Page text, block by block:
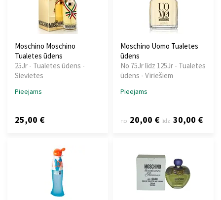
Moschino Moschino
Tualetes ūdens
25Jr - Tualetes ūdens -
Sievietes
Pieejams
25,00 €
Moschino Uomo Tualetes
ūdens
No 75Jr līdz 125Jr - Tualetes
ūdens - Vīriešiem
Pieejams
no 20,00 € līdz 30,00 €